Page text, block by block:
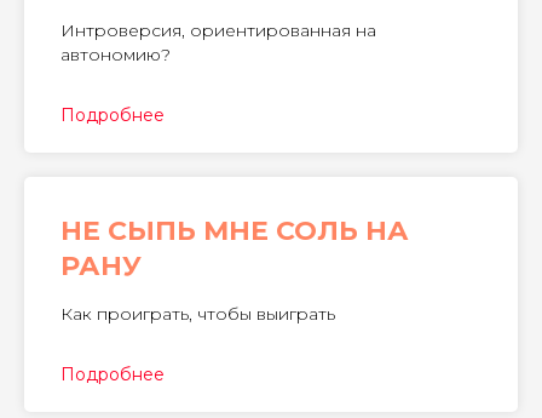
Интроверсия, ориентированная на
автономию?
Подробнее
НЕ СЫПЬ МНЕ СОЛЬ НА
РАНУ
Как проиграть, чтобы выиграть
Подробнее